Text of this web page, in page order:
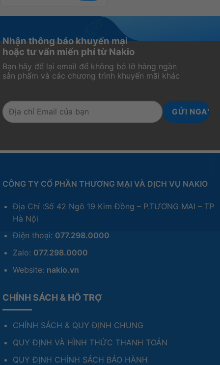
Nhận thông báo khuyến mại
hoặc tư vấn miến phí từ Nakio
Bạn hãy để lại email để không bỏ lỡ hàng ngàn
sản phẩm và các chương trình khuyến mãi khác
CÔNG TY CỔ PHẦN THƯƠNG MẠI VÀ DỊCH VỤ NAKIO
Địa Chỉ :Số 42 Ngõ 19 Kim Đồng – P.TƯƠNG MAI – TP
Hà Nội
Điện thoại: 077.298.0000
Zalo: 077.298.0000
Website: nakio.vn
CHÍNH SÁCH & HỖ TRỢ
CHÍNH SÁCH & QUY ĐỊNH CHUNG
QUY ĐỊNH VÀ HÌNH THỨC THANH TOÁN
QUY ĐỊNH CHÍNH SÁCH BẢO HÀNH